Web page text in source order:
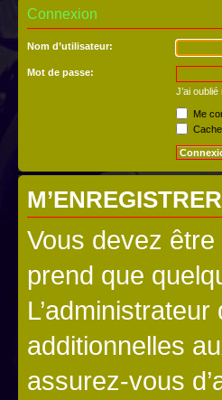
Connexion
Nom d’utilisateur:
Mot de passe:
J’ai
Me
M’ENREGISTRER
Vous devez
prend que
additionnelles
assurez-vous